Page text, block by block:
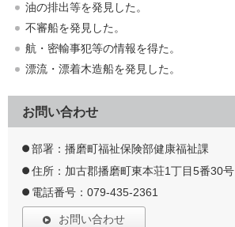
油の排出等を発見した。
不審船を発見した。
航・密輸事犯等の情報を得た。
漂流・漂着木造船を発見した。
お問い合わせ
部署：播磨町福祉保険部健康福祉課
住所：加古郡播磨町東本荘1丁目5番30号
電話番号：079-435-2361
お問い合わせ